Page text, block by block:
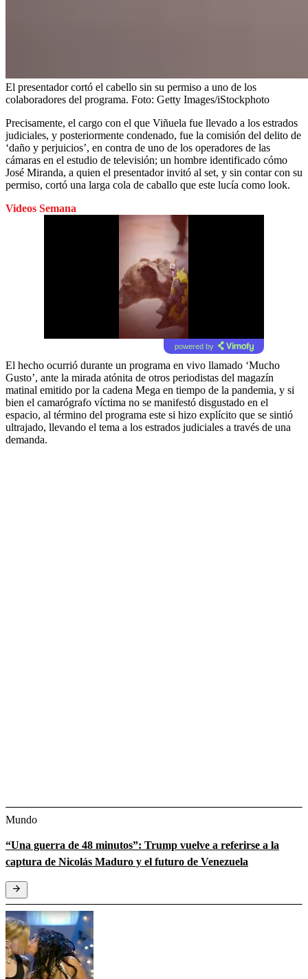
El presentador cortó el cabello sin su permiso a uno de los
colaboradores del programa. Foto: Getty Images/iStockphoto
Precisamente, el cargo con el que Viñuela fue llevado a los estrados
judiciales, y posteriormente condenado, fue la comisión del delito de
‘daño y perjuicios’, en contra de uno de los operadores de las
cámaras en el estudio de televisión; un hombre identificado cómo
José Miranda, a quien el presentador invitó al set, y sin contar con su
permiso, cortó una larga cola de caballo que este lucía como look.
Videos Semana
powered by
El hecho ocurrió durante un programa en vivo llamado ‘Mucho
Gusto’, ante la mirada atónita de otros periodistas del magazín
matinal emitido por la cadena Mega en tiempo de la pandemia, y si
bien el camarógrafo víctima no se manifestó disgustado en el
espacio, al término del programa este si hizo explícito que se sintió
ultrajado, llevando el tema a los estrados judiciales a través de una
demanda.
Mundo
“Una guerra de 48 minutos”: Trump vuelve a referirse a la
captura de Nicolás Maduro y el futuro de Venezuela